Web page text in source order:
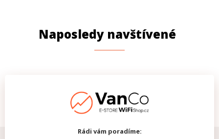
Naposledy navštívené
Rádi vám poradíme: